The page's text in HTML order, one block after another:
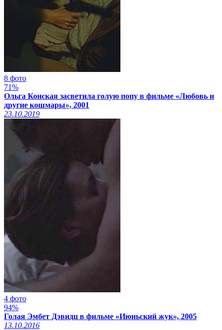
8 фото
71%
Ольга Конская засветила голую попу в фильме «Любовь и
другие кошмары», 2001
23.10.2019
4 фото
94%
Голая Эмбет Дэвидц в фильме «Июньский жук», 2005
13.10.2016